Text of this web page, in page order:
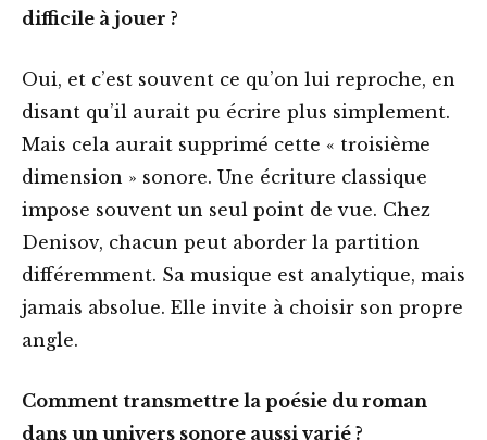
difficile à jouer ?
Oui, et c’est souvent ce qu’on lui reproche, en
disant qu’il aurait pu écrire plus simplement.
Mais cela aurait supprimé cette « troisième
dimension » sonore. Une écriture classique
impose souvent un seul point de vue. Chez
Denisov, chacun peut aborder la partition
différemment. Sa musique est analytique, mais
jamais absolue. Elle invite à choisir son propre
angle.
Comment transmettre la poésie du roman
dans un univers sonore aussi varié ?